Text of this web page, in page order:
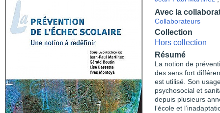
Avec la
Collaborateurs
Collection
Hors collection
Résumé
La notion de
des sens fort
est utilisé. Son
psychosocial et
depuis plusieurs
l’école et